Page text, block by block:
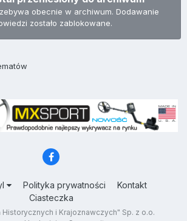
obecnie w archiwum. Dodawanie
zostało zablokowane.
Polityka prywatności
Kontakt
Ciasteczka
Historycznych i Krajoznawczych" Sp. z o.o.